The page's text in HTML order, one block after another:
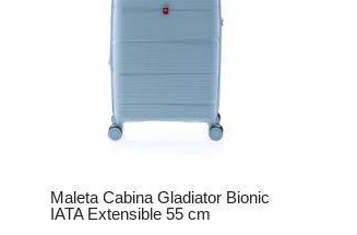
Maleta Cabina Gladiator Bionic
IATA Extensible 55 cm